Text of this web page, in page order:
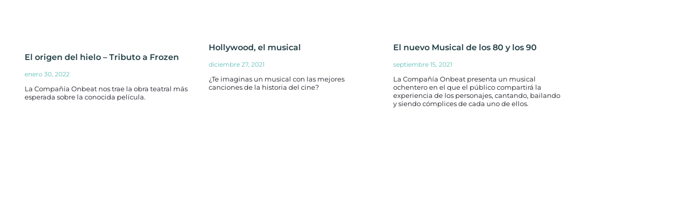
El origen del hielo – Tributo a Frozen
enero 30, 2022
La Compañía Onbeat nos trae la obra teatral más
esperada sobre la conocida película.
Hollywood, el musical
diciembre 27, 2021
¿Te imaginas un musical con las mejores
canciones de la historia del cine?
El nuevo Musical de los 80 y los 90
septiembre 15, 2021
La Compañía Onbeat presenta un musical
ochentero en el que el público compartirá la
experiencia de los personajes, cantando, bailando
y siendo cómplices de cada uno de ellos.